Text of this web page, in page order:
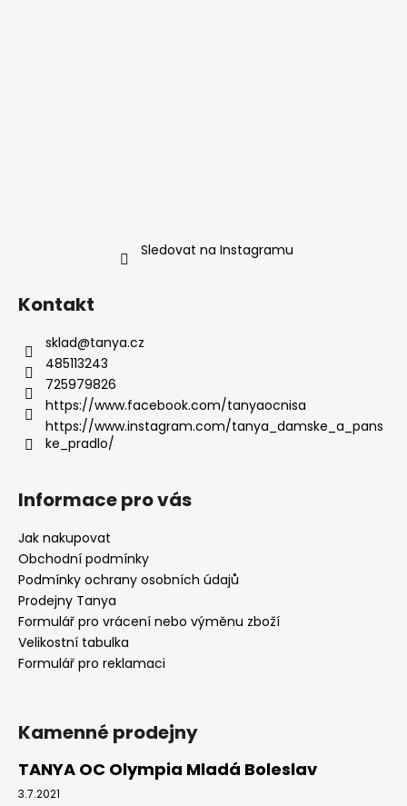
Sledovat na Instagramu
Kontakt
sklad@tanya.cz
485113243
725979826
https://www.facebook.com/tanyaocnisa
https://www.instagram.com/tanya_damske_a_pans
ke_pradlo/
Informace pro vás
Jak nakupovat
Obchodní podmínky
Podmínky ochrany osobních údajů
Prodejny Tanya
Formulář pro vrácení nebo výměnu zboží
Velikostní tabulka
Formulář pro reklamaci
Kamenné prodejny
TANYA OC Olympia Mladá Boleslav
3.7.2021